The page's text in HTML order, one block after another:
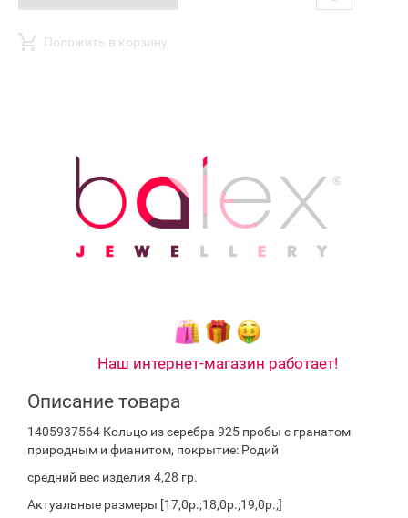
Положить в корзину
Наш интернет-магазин работает!
Описание товара
1405937564 Кольцо из серебра 925 пробы с гранатом
природным и фианитом, покрытие: Родий
средний вес изделия 4,28 гр.
Актуальные размеры [17,0р.;18,0р.;19,0р.;]